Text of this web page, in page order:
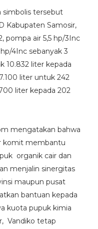
simbolis tersebut
Kabupaten Samosir,
pompa air 5,5 hp/3Inc
4Inc sebanyak 3
10.832 liter kepada
liter untuk 242
liter kepada 202
mengatakan bahwa
komit membantu
organik cair dan
menjalin sinergitas
maupun pusat
bantuan kepada
kuota pupuk kimia
Vandiko tetap